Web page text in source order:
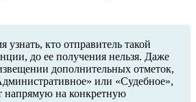
узнать, кто отправитель такой
до ее получения нельзя. Даже
дополнительных отметок,
или «Судебное»,
напрямую на конкретную